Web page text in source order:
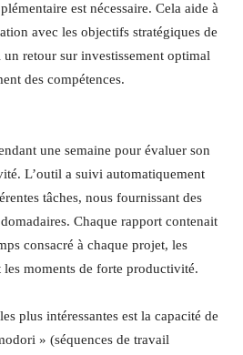
est nécessaire. Cela aide à
avec les objectifs stratégiques de
un retour sur investissement optimal
des compétences.
une semaine pour évaluer son
L’outil a suivi automatiquement
tâches, nous fournissant des
Chaque rapport contenait
consacré à chaque projet, les
les moments de forte productivité.
plus intéressantes est la capacité de
» (séquences de travail